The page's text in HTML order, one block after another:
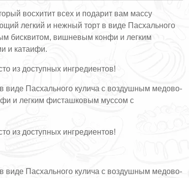
восхитит всех и подарит вам массу
легкий и нежный торт в виде Пасхального
бисквитом, вишневым конфи и легким
и катаифи.
из доступных ингредиентов!
виде Пасхального кулича с воздушным медово-
и легким фисташковым муссом с
из доступных ингредиентов!
виде Пасхального кулича с воздушным медово-